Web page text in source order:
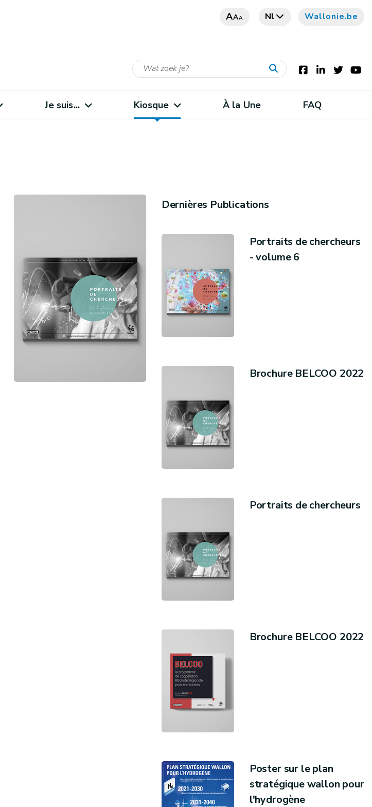
AAA Nl Wallonie.be
Je suis... Kiosque À la Une FAQ
Dernières Publications
Portraits de chercheurs
- volume 6
Brochure BELCOO 2022
Portraits de chercheurs
Brochure BELCOO 2022
Poster sur le plan
stratégique wallon pour
l'hydrogène